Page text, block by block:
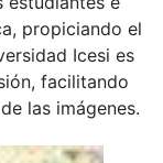
propiciando el
Icesi es
facilitando
las imágenes.